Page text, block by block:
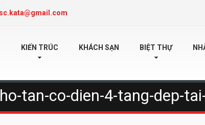
KIẾN TRÚC KHÁCH SẠN BIỆT THỰ
tan-co-dien-4-tang-dep-